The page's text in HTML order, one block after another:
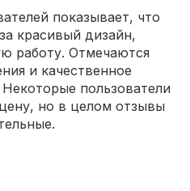
показывает, что
красивый дизайн,
работу. Отмечаются
и качественное
пользователи
но в целом отзывы